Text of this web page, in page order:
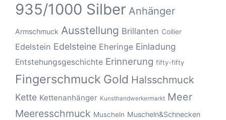
935/1000 Silber Anhänger
Armschmuck Ausstellung Brillanten Collier
Edelstein Edelsteine Eheringe Einladung
Entstehungsgeschichte Erinnerung fifty-fifty
Fingerschmuck Gold Halsschmuck
Kette Kettenanhänger Kunsthandwerkermarkt Meer
Meeresschmuck Muscheln Muscheln&Schnecken